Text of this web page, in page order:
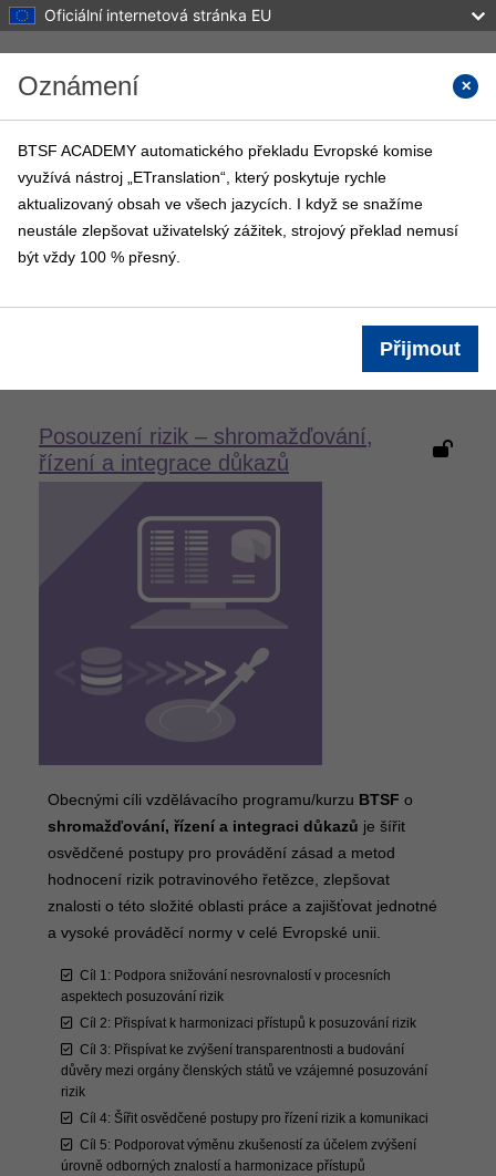
Oficiální internetová stránka EU
BTSF ACADEMY
Titulní stránka Kurzy BTSF Info
Posouzení rizik – shromažďování,
řízení a integrace důkazů
Obecnými cíli vzdělávacího programu/kurzu BTSF o
shromažďování, řízení a integraci důkazů je šířit
osvědčené postupy pro provádění zásad a metod
hodnocení rizik potravinového řetězce, zlepšovat
znalosti o této složité oblasti práce a zajišťovat jednotné
a vysoké prováděcí normy v celé Evropské unii.
Cíl 1: Podpora snižování nesrovnalostí v procesních
aspektech posuzování rizik
Cíl 2: Přispívat k harmonizaci přístupů k posuzování rizik
Cíl 3: Přispívat ke zvýšení transparentnosti a budování
důvěry mezi orgány členských států ve vzájemné posuzování
rizik
Cíl 4: Šířit osvědčené postupy pro řízení rizik a komunikaci
Cíl 5: Podporovat výměnu zkušeností za účelem zvýšení
úrovně odborných znalostí a harmonizace přístupů
Oznámení
BTSF ACADEMY automatického překladu Evropské komise
využívá nástroj „ETranslation“, který poskytuje rychle
aktualizovaný obsah ve všech jazycích. I když se snažíme
neustále zlepšovat uživatelský zážitek, strojový překlad nemusí
být vždy 100 % přesný.
Přijmout